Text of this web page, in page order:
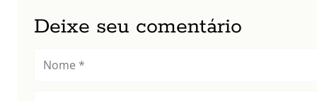
Deixe seu comentário